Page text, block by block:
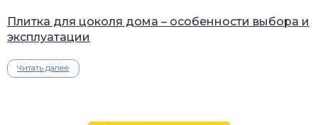
Плитка для цоколя дома – особенности выбора и
эксплуатации
Читать далее